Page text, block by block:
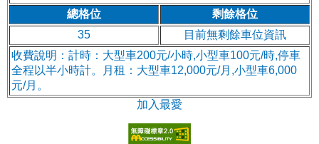
總格位
剩餘格位
35
目前無剩餘車位資訊
收費說明：計時：大型車200元/小時,小型車100元/時,停車
全程以半小時計。月租：大型車12,000元/月,小型車6,000
元/月。
加入最愛